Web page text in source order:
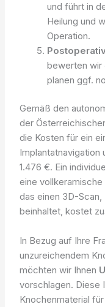
und führt in
Heilung und
Operation.
bewerten wir
planen ggf.
Gemäß den
der
die Kosten für ein
Implantatnavigation
1.476 €. Ein
eine vollkeramische
das einen 3D-
beinhaltet, kostet
In Bezug auf Ihre
unzureichendem
möchten wir Ihnen
vorschlagen. Diese
Knochenmaterial